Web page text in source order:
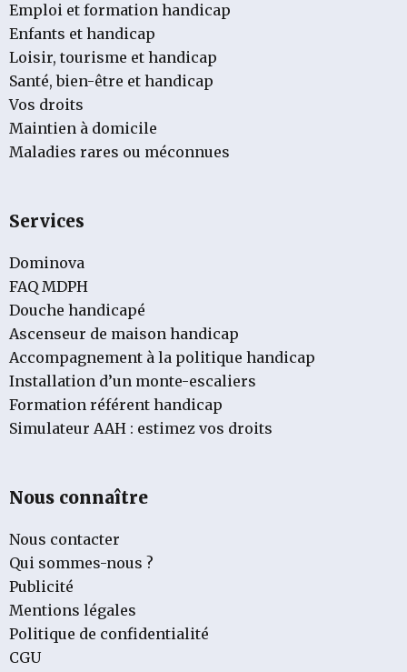
Emploi et formation handicap
Enfants et handicap
Loisir, tourisme et handicap
Santé, bien-être et handicap
Vos droits
Maintien à domicile
Maladies rares ou méconnues
Services
Dominova
FAQ MDPH
Douche handicapé
Ascenseur de maison handicap
Accompagnement à la politique handicap
Installation d’un monte-escaliers
Formation référent handicap
Simulateur AAH : estimez vos droits
Nous connaître
Nous contacter
Qui sommes-nous ?
Publicité
Mentions légales
Politique de confidentialité
CGU